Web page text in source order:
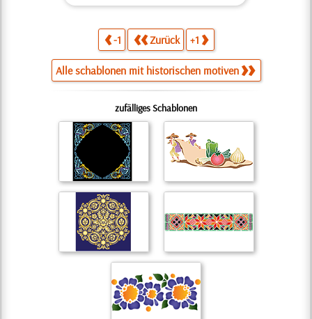
-1 Zurück +1
Alle schablonen mit historischen motiven
zufälliges Schablonen